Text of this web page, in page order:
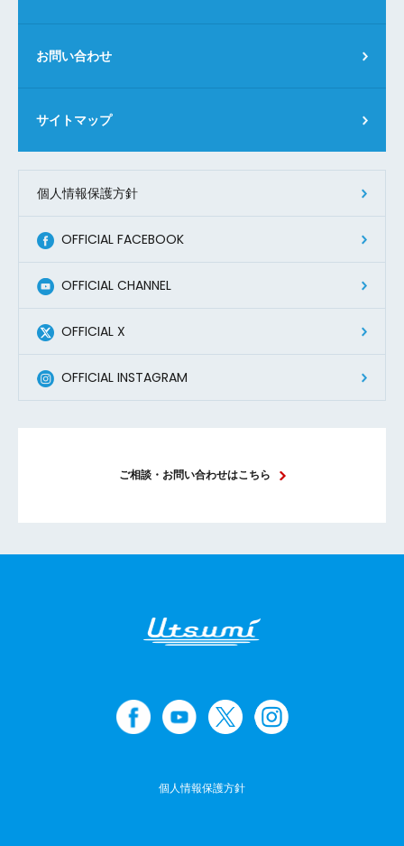
お問い合わせ
サイトマップ
個人情報保護方針
OFFICIAL FACEBOOK
OFFICIAL CHANNEL
OFFICIAL X
OFFICIAL INSTAGRAM
ご相談・お問い合わせはこちら
個人情報保護方針